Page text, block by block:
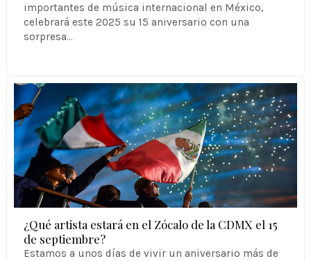
importantes de música internacional en México,
celebrará este 2025 su 15 aniversario con una
sorpresa…
¿Qué artista estará en el Zócalo de la CDMX el 15
de septiembre?
Estamos a unos días de vivir un aniversario más de